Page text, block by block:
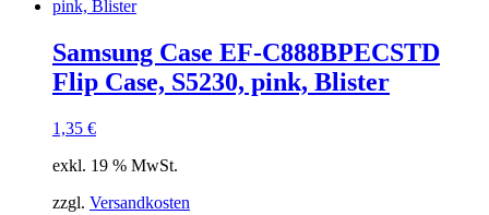
Samsung Case EF-C888BPECSTD
Flip Case, S5230, pink, Blister
1,35 €
exkl. 19 % MwSt.
zzgl. Versandkosten